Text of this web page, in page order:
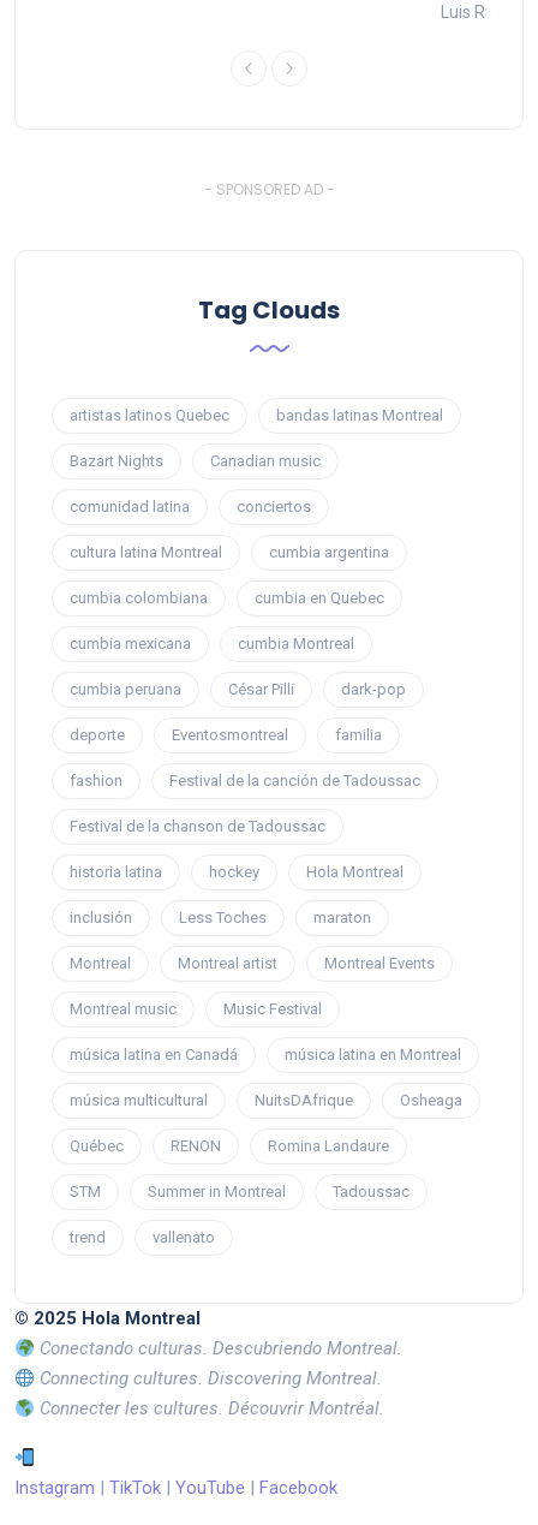
Luis Rios
- SPONSORED AD -
Tag Clouds
artistas latinos Quebec bandas latinas Montreal
Bazart Nights Canadian music
comunidad latina conciertos
cultura latina Montreal cumbia argentina
cumbia colombiana cumbia en Quebec
cumbia mexicana cumbia Montreal
cumbia peruana César Pilli dark-pop
deporte Eventosmontreal familia
fashion Festival de la canción de Tadoussac
Festival de la chanson de Tadoussac
historia latina hockey Hola Montreal
inclusión Less Toches maraton
Montreal Montreal artist Montreal Events
Montreal music Music Festival
música latina en Canadá música latina en Montreal
música multicultural NuitsDAfrique Osheaga
Québec RENON Romina Landaure
STM Summer in Montreal Tadoussac
trend vallenato
© 2025 Hola Montreal
Conectando culturas. Descubriendo Montreal.
Connecting cultures. Discovering Montreal.
Connecter les cultures. Découvrir Montréal.
Instagram | TikTok | YouTube | Facebook